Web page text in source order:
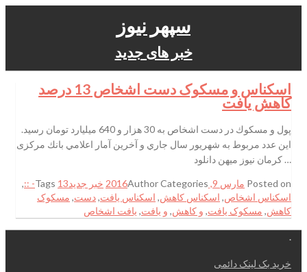
سپهر نیوز
خبر های جدید
اسكناس و مسكوک دست اشخاص 13 درصد
كاهش يافت
پول و مسكوك در دست اشخاص به 30 هزار و 640 ميليارد تومان رسيد.
اين عدد مربوط به شهريور سال جاري و آخرين آمار اعلامي بانك مركزی
… کرمان نیوز میهن دانلود
Posted on مارس 9, 2016 AuthorCategories خبر جدید Tags 13- ::
,
اسكناس اشخاص, اسكناس كاهش, اسكناس يافت,دست, مسكوک
كاهش, مسكوک يافت, و كاهش, و يافت, يافت اشخاص
.
خرید بک لینک دائمی